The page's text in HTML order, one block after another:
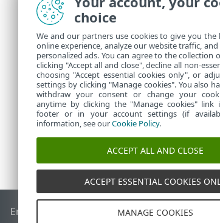
À
le
End of Life Base de connaissances ESETForum
choice
We and our partners use cookies to give you the
online experience, analyze our website traffic,
personalized ads. You can agree to the collection
clicking "Accept all and close", decline all non-
choosing "Accept essential cookies only", or
settings by clicking "Manage cookies". You also
withdraw your consent or change your
anytime by clicking the "Manage cookies" link
footer or in your account settings (if
information, see ourCookie Policy.
ACCEPT ALL AND CLOSE
ACCEPT ESSENTIAL COOKIES
MANAGE COOKIES